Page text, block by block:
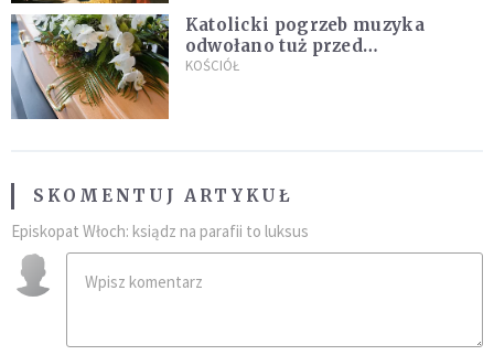
Katolicki pogrzeb muzyka
odwołano tuż przed
uroczystością. Powodem była
KOŚCIÓŁ
SKOMENTUJ ARTYKUŁ
Episkopat Włoch: ksiądz na parafii to luksus